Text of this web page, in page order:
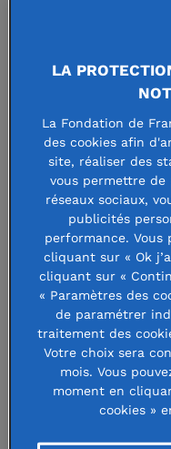
Laetitia Bertholet - © L.
écologique
Fondation de
LA
La Fondation de
des cookies afin
site, réaliser des
vous permettre de
réseaux sociaux,
publicités
performance. Vous
cliquant sur « Ok
cliquant sur «
« Paramètres des
de paramétrer
traitement des
Votre choix sera
mois. Vous
moment en
cookies »